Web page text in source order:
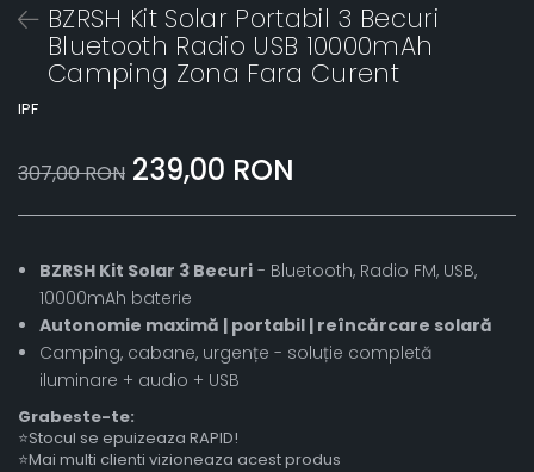
BZRSH Kit Solar Portabil 3 Becuri
Bluetooth Radio USB 10000mAh
Camping Zona Fara Curent
IPF
307,00 RON 239,00 RON
BZRSH Kit Solar 3 Becuri - Bluetooth, Radio FM, USB,
10000mAh baterie
Autonomie maximă | portabil | reîncărcare solară
Camping, cabane, urgențe - soluție completă
iluminare + audio + USB
Grabeste-te:
⭐Stocul se epuizeaza RAPID!
⭐Mai multi clienti vizioneaza acest produs